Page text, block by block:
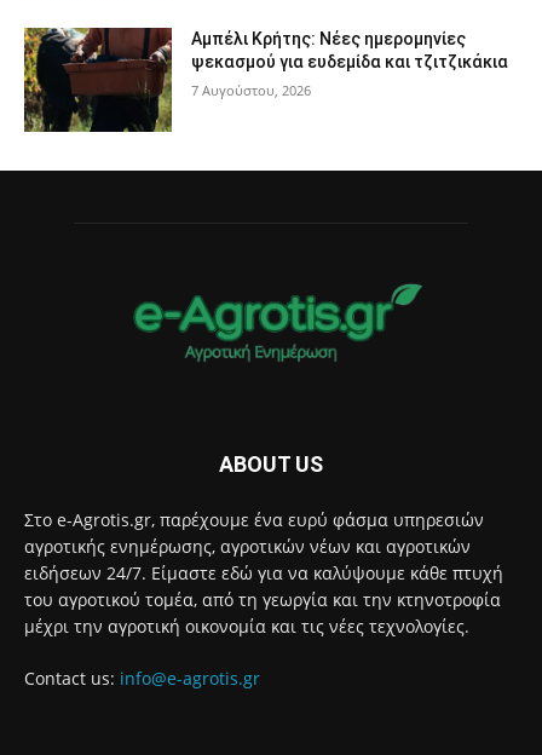
Αμπέλι Κρήτης: Νέες ημερομηνίες
ψεκασμού για ευδεμίδα και τζιτζικάκια
7 Αυγούστου, 2026
ABOUT US
Στο e-Agrotis.gr, παρέχουμε ένα ευρύ φάσμα υπηρεσιών
αγροτικής ενημέρωσης, αγροτικών νέων και αγροτικών
ειδήσεων 24/7. Είμαστε εδώ για να καλύψουμε κάθε πτυχή
του αγροτικού τομέα, από τη γεωργία και την κτηνοτροφία
μέχρι την αγροτική οικονομία και τις νέες τεχνολογίες.
Contact us: info@e-agrotis.gr